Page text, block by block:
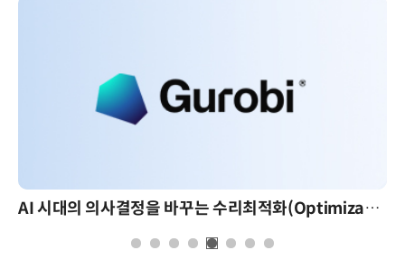
AI 시대의 의사결정을 바꾸는 수리최적화(Optimization): 실제 산업 적용 사례와 활용 전략